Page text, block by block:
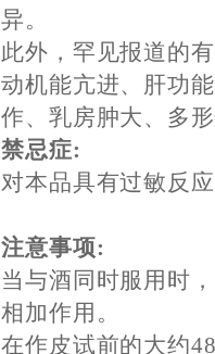
异。
此外，罕见报道的
动机能亢进、肝功
作、乳房肿大、多
禁忌症:
对本品具有过敏反
注意事项:
当与酒同时服用时
相加作用。
在作皮试前的大约